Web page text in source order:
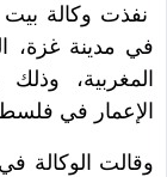
نفذت وكالة
في مدينة غزة،
المغربية،
الإعمار في
وقالت الوكالة